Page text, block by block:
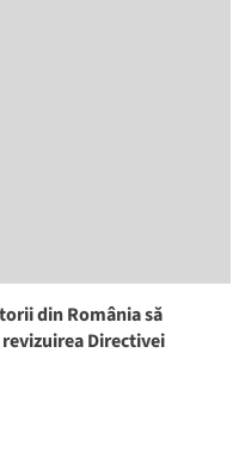
din România să
Directivei